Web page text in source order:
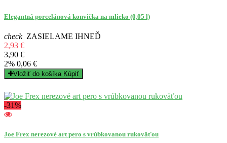
Elegantná porcelánová konvička na mlieko (0,05 l)
checkZASIELAME IHNEĎ
2,93 €
3,90 €
2% 0,06 €
Vložiť do košíka Kúpiť
-31%
Joe Frex nerezové art pero s vrúbkovanou rukoväťou